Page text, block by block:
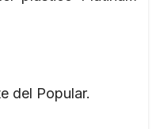
del Popular.